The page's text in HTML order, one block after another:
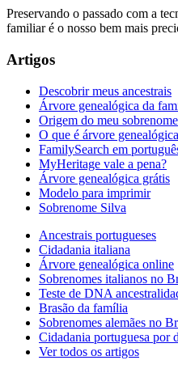
Preservando o passado com a
familiar é o nosso bem mais
Artigos
Descobrir meus ancestrais
Árvore genealógica da
Origem do meu sobrenome
O que é árvore genealógica
FamilySearch em
MyHeritage vale a pena?
Árvore genealógica grátis
Modelo para imprimir
Sobrenome Silva
Ancestrais portugueses
Cidadania italiana
Árvore genealógica online
Sobrenomes italianos no
Teste de DNA
Brasão da família
Sobrenomes alemães no
Cidadania portuguesa por
Ver todos os artigos